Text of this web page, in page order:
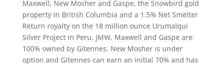
Maxwell, New Mosher and Gaspe, the Snowbird gold
property in British Columbia and a 1.5% Net Smelter
Return royalty on the 18 million ounce Urumalqui
Silver Project in Peru. JMW, Maxwell and Gaspe are
100% owned by Gitennes. New Mosher is under
option and Gitennes can earn an initial 70% and has